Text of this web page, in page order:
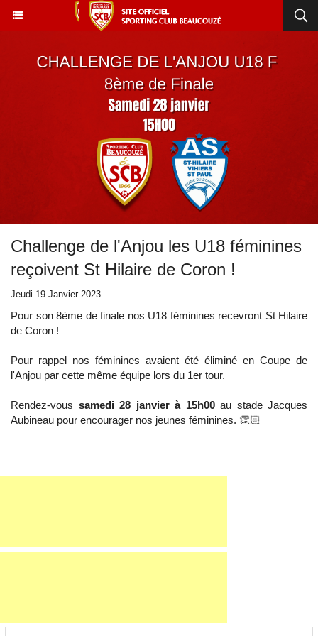
Challenge de l'Anjou les U18 féminines
reçoivent St Hilaire de Coron !
Jeudi 19 Janvier 2023
Pour son 8ème de finale nos U18 féminines recevront St Hilaire
de Coron !
Pour rappel nos féminines avaient été éliminé en Coupe de
l'Anjou par cette même équipe lors du 1er tour.
Rendez-vous samedi 28 janvier à 15h00au stade Jacques
Aubineau pour encourager nos jeunes féminines. 👏🏻